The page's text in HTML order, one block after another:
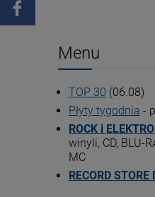
Menu
TOP 30 (06.08)
Płyty tygodnia -
ROCK i
winyli, CD, BLU-
MC
RECORD